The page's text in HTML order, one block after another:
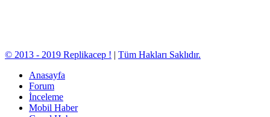
© 2013 - 2019 Replikacep ! | Tüm Hakları Saklıdır.
Anasayfa
Forum
İnceleme
Mobil Haber